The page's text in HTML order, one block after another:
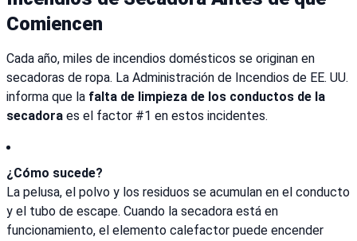
Comiencen
Cada año, miles de incendios domésticos se originan en
secadoras de ropa. La Administración de Incendios de EE. UU.
informa que la falta de limpieza de los conductos de la
secadora es el factor #1 en estos incidentes.
¿Cómo sucede?
La pelusa, el polvo y los residuos se acumulan en el conducto
y el tubo de escape. Cuando la secadora está en
funcionamiento, el elemento calefactor puede encender